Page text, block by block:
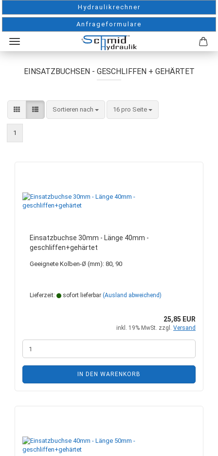
Hydraulikrechner
Anfrageformulare
EINSATZBUCHSEN - GESCHLIFFEN + GEHÄRTET
Sortieren nach
Sortieren nach 16 pro Seite
pro Seite
1
Einsatzbuchse 30mm - Länge 40mm -
geschliffen+gehärtet
Geeignete Kolben-Ø (mm): 80, 90
Lieferzeit: sofort lieferbar (Ausland abweichend)
25,85 EUR
inkl. 19% MwSt. zzgl. Versand
IN DEN WARENKORB